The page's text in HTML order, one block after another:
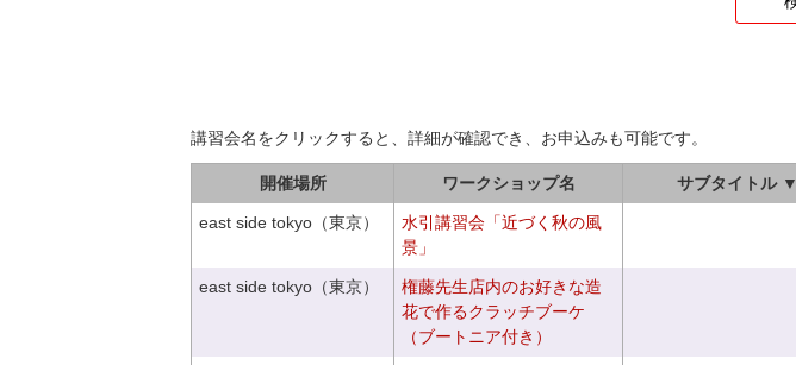
講習会名をクリックすると、詳細が確認でき、お申込みも可能です。
開催場所 ワークショップ名 サブタイトル ▼
east side tokyo（東京）
水引講習会「近づく秋の風
景」
east side tokyo（東京）
権藤先生店内のお好きな造
花で作るクラッチブーケ
（ブートニア付き）